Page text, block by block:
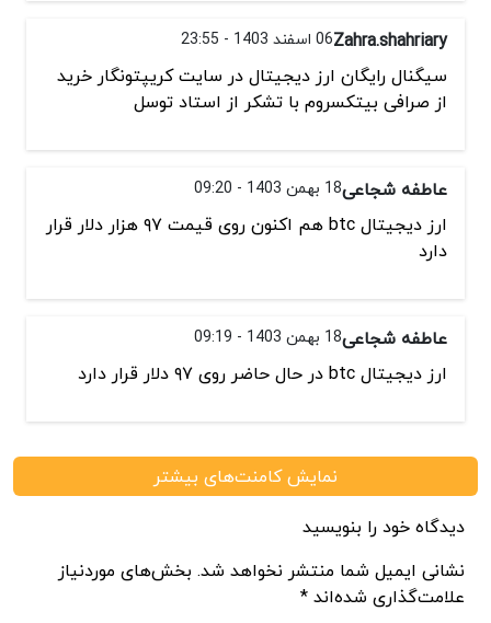
Zahra.shahriary06 اسفند 1403 - 23:55
سیگنال رایگان ارز دیجیتال در سایت کریپتونگار خرید
از صرافی بیتکسروم با تشکر از استاد توسل
عاطفه شجاعی18 بهمن 1403 - 09:20
ارز دیجیتال btc هم اکنون روی قیمت ۹۷ هزار دلار قرار
دارد
عاطفه شجاعی18 بهمن 1403 - 09:19
ارز دیجیتال btc در حال حاضر روی ۹۷ دلار قرار دارد
نمایش کامنت‌های بیشتر
دیدگاه خود را بنویسید
نشانی ایمیل شما منتشر نخواهد شد. بخش‌های موردنیاز
علامت‌گذاری شده‌اند *